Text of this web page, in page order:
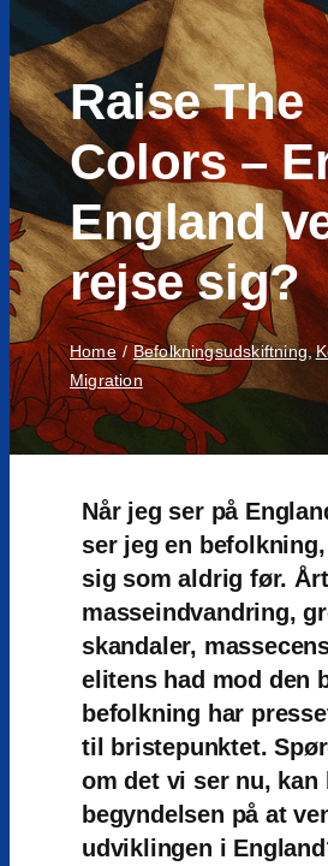
content
Raise The
Colors –
England
rejse sig?
Home Befolkningsudskiftning
Migration
Når jeg ser på
ser jeg en
sig som aldrig før.
masseindvandring,
skandaler,
elitens had mod den
befolkning har
til bristepunktet.
om det vi ser nu, kan
begyndelsen på at
udviklingen i